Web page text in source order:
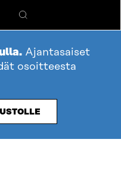
Hae
Ajantasaiset
osoitteesta